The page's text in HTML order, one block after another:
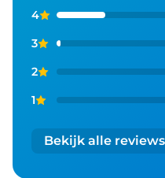
4
3
2
1
Bekijk alle reviews